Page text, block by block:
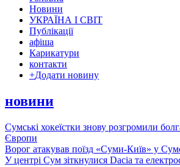
Новини
УКРАЇНА І СВІТ
Публікації
афіша
Карикатури
контакти
+Додати новину
новини
Сумські хокеїстки знову розгромили
Європи
Ворог атакував поїзд «Суми-Київ» у
У центрі Сум зіткнулися Dacia та